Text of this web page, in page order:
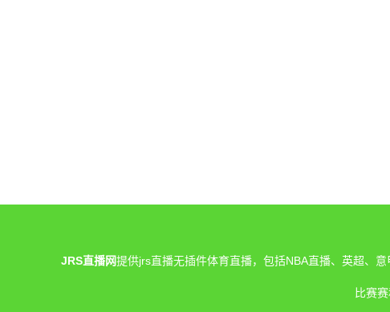
JRS直播网提供jrs直播无插件体育直播，包括NBA直播、英超、
比赛